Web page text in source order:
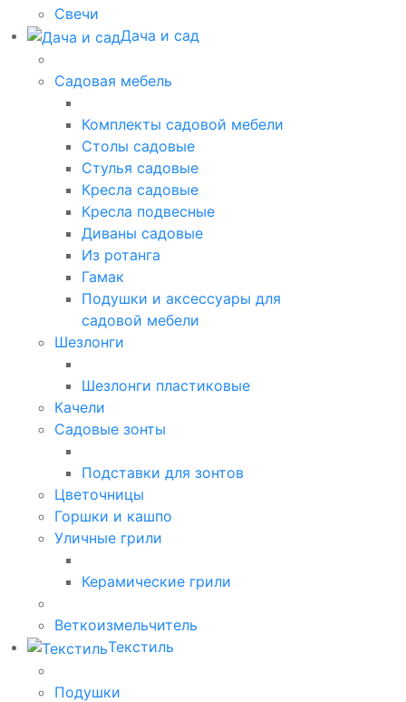
Свечи
Дача и сад
Садовая мебель
Комплекты садовой мебели
Столы садовые
Стулья садовые
Кресла садовые
Кресла подвесные
Диваны садовые
Из ротанга
Гамак
Подушки и аксессуары для
садовой мебели
Шезлонги
Шезлонги пластиковые
Качели
Садовые зонты
Подставки для зонтов
Цветочницы
Горшки и кашпо
Уличные грили
Керамические грили
Веткоизмельчитель
Текстиль
Подушки